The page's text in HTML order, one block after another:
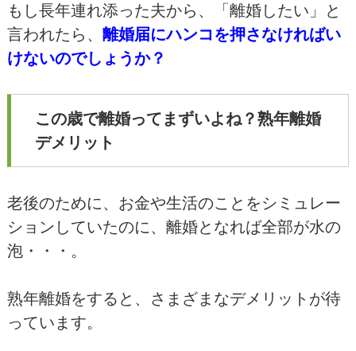
もし長年連れ添った夫から、「離婚したい」と
言われたら、離婚届にハンコを押さなければい
けないのでしょうか？
この歳で離婚ってまずいよね？熟年離婚
デメリット
老後のために、お金や生活のことをシミュレー
ションしていたのに、離婚となれば全部が水の
泡・・・。
熟年離婚をすると、さまざまなデメリットが待
っています。